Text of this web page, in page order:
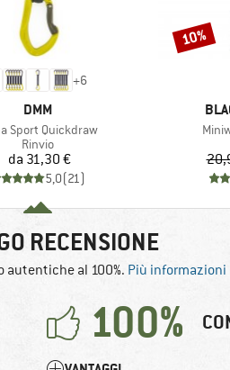
+6
MARCHIO
DMM
Sport Quickdraw
Gruppo di prodotti
Rinvio
Prezzo
da 31,30 €
5,0(21)
Sconto
10%
RECENSIONE
autentiche al 100%. Più informazioni
100%